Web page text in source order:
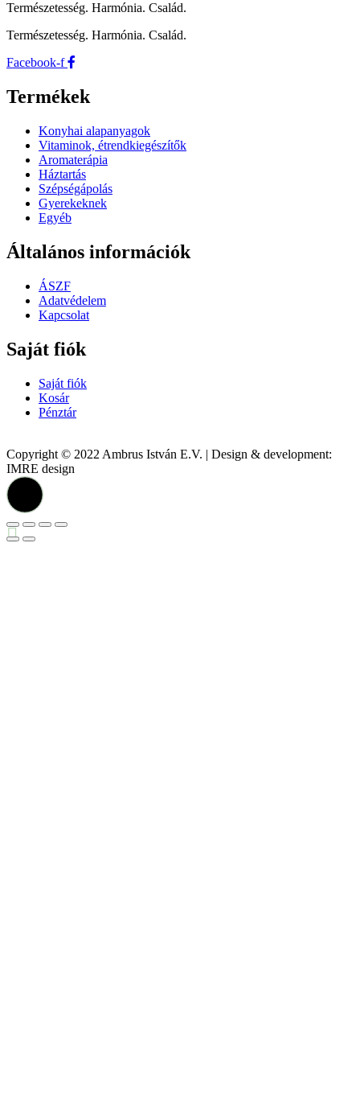
Természetesség. Harmónia. Család.
Természetesség. Harmónia. Család.
Facebook-f
Termékek
Konyhai alapanyagok
Vitaminok, étrendkiegészítők
Aromaterápia
Háztartás
Szépségápolás
Gyerekeknek
Egyéb
Általános információk
ÁSZF
Adatvédelem
Kapcsolat
Saját fiók
Saját fiók
Kosár
Pénztár
Copyright © 2022 Ambrus István E.V. | Design & development:
IMRE design